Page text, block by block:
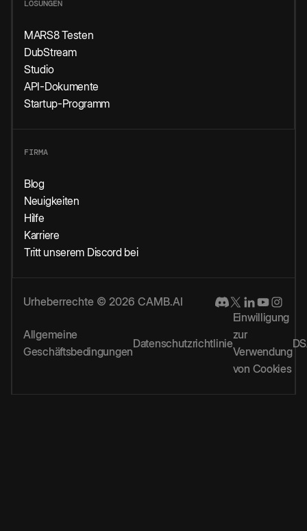
LÖSUNGEN
MARS8 Testen
DubStream
Studio
API-Dokumente
Startup-Programm
FIRMA
Blog
Neuigkeiten
Hilfe
Karriere
Tritt unserem Discord bei
Urheberrechte © 2026 CAMB.AI
Allgemeine
Geschäftsbedingungen
Datenschutzrichtlinie
Einwilligung
zur
Verwendung
von Cookies